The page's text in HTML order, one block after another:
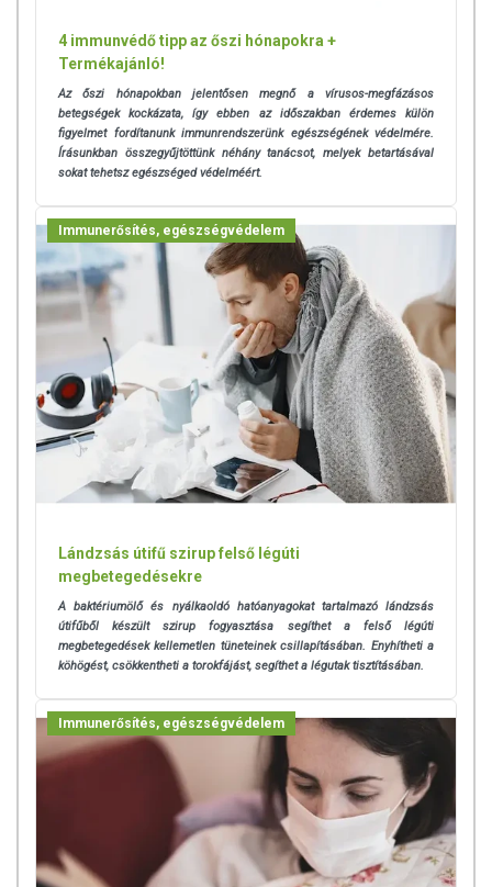
4 immunvédő tipp az őszi hónapokra +
Termékajánló!
Az őszi hónapokban jelentősen megnő a vírusos-megfázásos
betegségek kockázata, így ebben az időszakban érdemes külön
figyelmet fordítanunk immunrendszerünk egészségének védelmére.
Írásunkban összegyűjtöttünk néhány tanácsot, melyek betartásával
sokat tehetsz egészséged védelméért.
Immunerősítés, egészségvédelem
Lándzsás útifű szirup felső légúti
megbetegedésekre
A baktériumölő és nyálkaoldó hatóanyagokat tartalmazó lándzsás
útifűből készült szirup fogyasztása segíthet a felső légúti
megbetegedések kellemetlen tüneteinek csillapításában. Enyhítheti a
köhögést, csökkentheti a torokfájást, segíthet a légutak tisztításában.
Immunerősítés, egészségvédelem